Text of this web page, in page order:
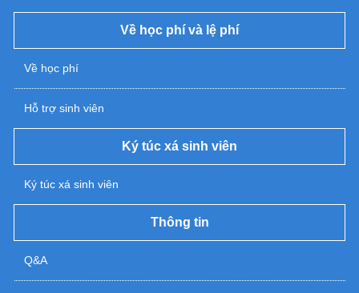
Về học phí và lệ phí
Về học phí
Hỗ trợ sinh viên
Ký túc xá sinh viên
Ký túc xá sinh viên
Thông tin
Q&A